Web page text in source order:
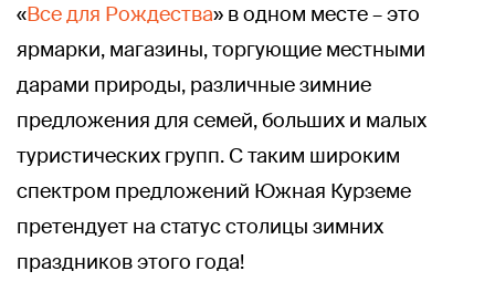
«Все для Рождества» в одном месте – это
ярмарки, магазины, торгующие местными
дарами природы, различные зимние
предложения для семей, больших и малых
туристических групп. С таким широким
спектром предложений Южная Курземе
претендует на статус столицы зимних
праздников этого года!